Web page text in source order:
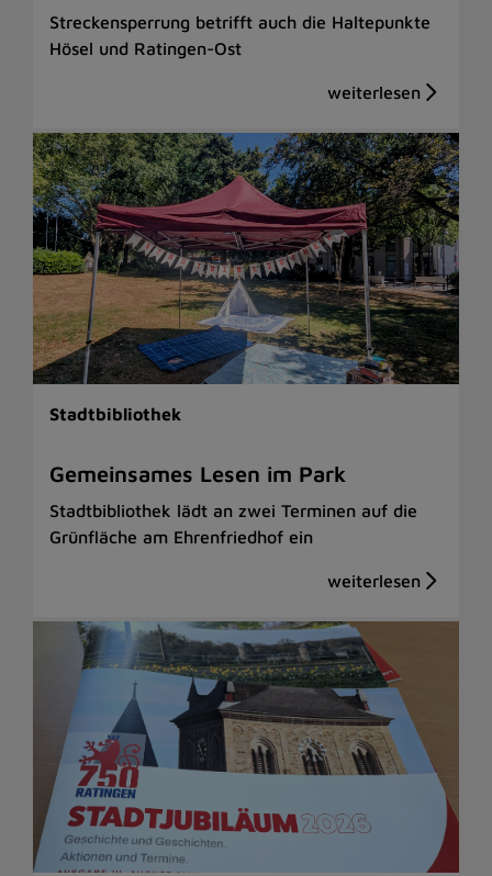
Streckensperrung betrifft auch die Haltepunkte
Hösel und Ratingen-Ost
Stadtbibliothek
Gemeinsames Lesen im Park
Stadtbibliothek lädt an zwei Terminen auf die
Grünfläche am Ehrenfriedhof ein